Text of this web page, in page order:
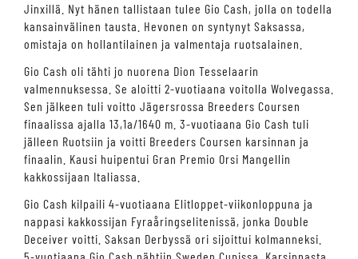
Jinxillä. Nyt hänen tallistaan tulee Gio Cash, jolla on todella
kansainvälinen tausta. Hevonen on syntynyt Saksassa,
omistaja on hollantilainen ja valmentaja ruotsalainen.
Gio Cash oli tähti jo nuorena Dion Tesselaarin
valmennuksessa. Se aloitti 2-vuotiaana voitolla Wolvegassa.
Sen jälkeen tuli voitto Jägersrossa Breeders Coursen
finaalissa ajalla 13,1a/1640 m. 3-vuotiaana Gio Cash tuli
jälleen Ruotsiin ja voitti Breeders Coursen karsinnan ja
finaalin. Kausi huipentui Gran Premio Orsi Mangellin
kakkossijaan Italiassa.
Gio Cash kilpaili 4-vuotiaana Elitloppet-viikonloppuna ja
nappasi kakkossijan Fyraåringselitenissä, jonka Double
Deceiver voitti. Saksan Derbyssä ori sijoittui kolmanneksi.